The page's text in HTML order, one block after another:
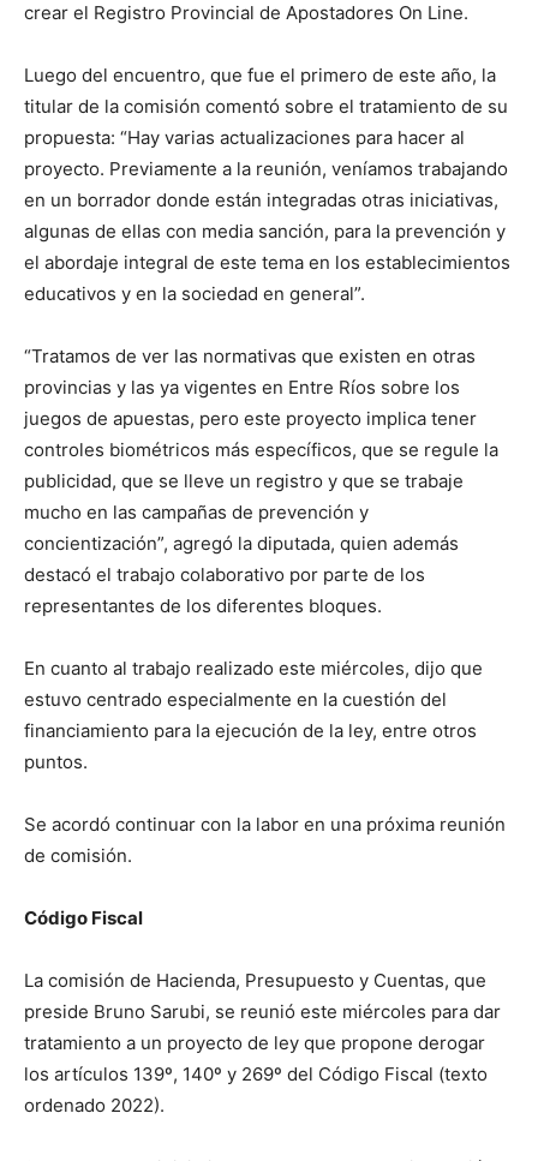
crear el Registro Provincial de Apostadores On Line.
Luego del encuentro, que fue el primero de este año, la
titular de la comisión comentó sobre el tratamiento de su
propuesta: “Hay varias actualizaciones para hacer al
proyecto. Previamente a la reunión, veníamos trabajando
en un borrador donde están integradas otras iniciativas,
algunas de ellas con media sanción, para la prevención y
el abordaje integral de este tema en los establecimientos
educativos y en la sociedad en general”.
“Tratamos de ver las normativas que existen en otras
provincias y las ya vigentes en Entre Ríos sobre los
juegos de apuestas, pero este proyecto implica tener
controles biométricos más específicos, que se regule la
publicidad, que se lleve un registro y que se trabaje
mucho en las campañas de prevención y
concientización”, agregó la diputada, quien además
destacó el trabajo colaborativo por parte de los
representantes de los diferentes bloques.
En cuanto al trabajo realizado este miércoles, dijo que
estuvo centrado especialmente en la cuestión del
financiamiento para la ejecución de la ley, entre otros
puntos.
Se acordó continuar con la labor en una próxima reunión
de comisión.
Código Fiscal
La comisión de Hacienda, Presupuesto y Cuentas, que
preside Bruno Sarubi, se reunió este miércoles para dar
tratamiento a un proyecto de ley que propone derogar
los artículos 139º, 140º y 269º del Código Fiscal (texto
ordenado 2022).